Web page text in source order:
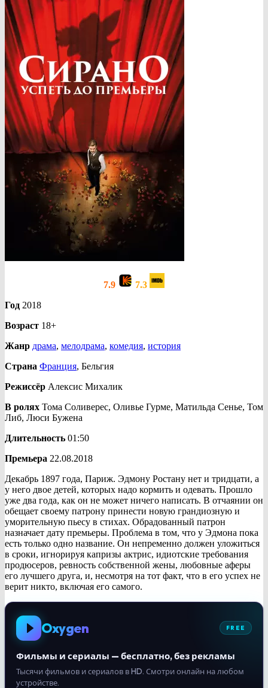
7.9
7.3
Год 2018
Возраст 18+
Жанр драма, мелодрама, комедия, история
Страна Франция, Бельгия
Режиссёр Алексис Михалик
В ролях Тома Соливерес, Оливье Гурме, Матильда Сенье, Том
Либ, Люси Бужена
Длительность 01:50
Премьера 22.08.2018
Декабрь 1897 года, Париж. Эдмону Ростану нет и тридцати, а
у него двое детей, которых надо кормить и одевать. Прошло
уже два года, как он не может ничего написать. В отчаянии он
обещает своему патрону принести новую грандиозную и
уморительную пьесу в стихах. Обрадованный патрон
назначает дату премьеры. Проблема в том, что у Эдмона пока
есть только одно название. Он непременно должен уложиться
в сроки, игнорируя капризы актрис, идиотские требования
продюсеров, ревность собственной жены, любовные аферы
его лучшего друга, и, несмотря на тот факт, что в его успех не
верит никто, включая его самого.
Oxygen FREE
Фильмы и сериалы — бесплатно, без рекламы
Тысячи фильмов и сериалов в HD. Смотри онлайн на любом
устройстве.